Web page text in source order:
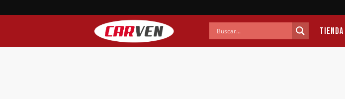
Tienda